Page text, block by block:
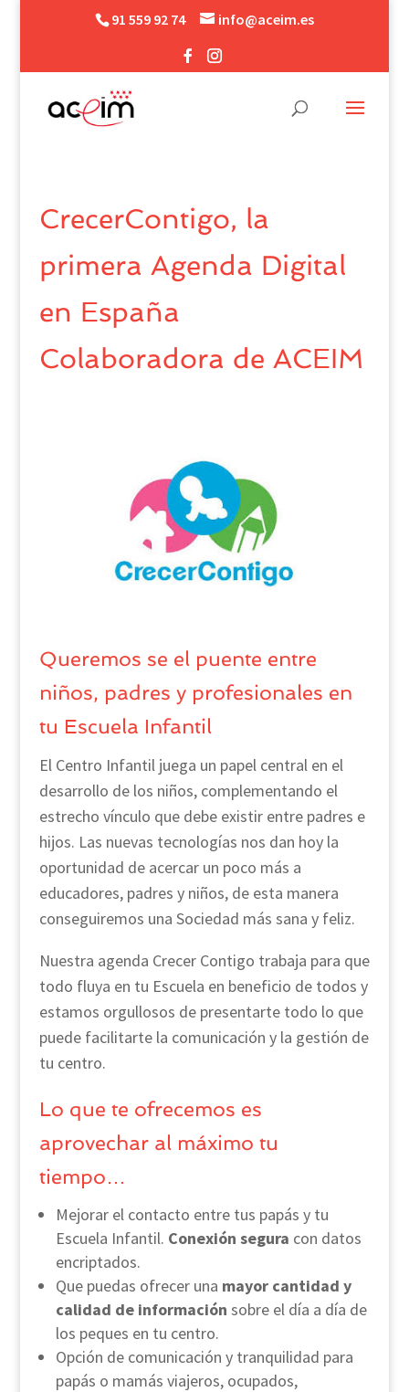
91 559 92 74 info@aceim.es
CrecerContigo, la
primera Agenda Digital
en España
Colaboradora de ACEIM
Queremos se el puente entre
niños, padres y profesionales en
tu Escuela Infantil
El Centro Infantil juega un papel central en el
desarrollo de los niños, complementando el
estrecho vínculo que debe existir entre padres e
hijos. Las nuevas tecnologías nos dan hoy la
oportunidad de acercar un poco más a
educadores, padres y niños, de esta manera
conseguiremos una Sociedad más sana y feliz.
Nuestra agenda Crecer Contigo trabaja para que
todo fluya en tu Escuela en beneficio de todos y
estamos orgullosos de presentarte todo lo que
puede facilitarte la comunicación y la gestión de
tu centro.
Lo que te ofrecemos es
aprovechar al máximo tu
tiempo…
Mejorar el contacto entre tus papás y tu
Escuela Infantil. Conexión segura con datos
encriptados.
Que puedas ofrecer una mayor cantidad y
calidad de información sobre el día a día de
los peques en tu centro.
Opción de comunicación y tranquilidad para
papás o mamás viajeros, ocupados,